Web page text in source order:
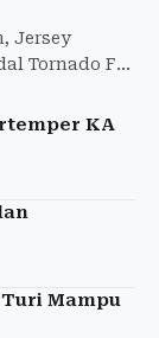
Jersey
Tornado FC
KA
Turi Mampu